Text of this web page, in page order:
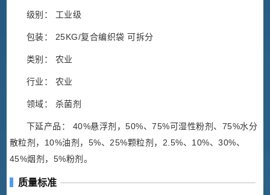
级别： 工业级
包装： 25KG/复合编织袋 可拆分
类别： 农业
行业： 农业
领域： 杀菌剂
下延产品： 40%悬浮剂，50%、75%可湿性粉剂、75%水分
散粒剂，10%油剂，5%、25%颗粒剂，2.5%、10%、30%、
45%烟剂，5%粉剂。
质量标准